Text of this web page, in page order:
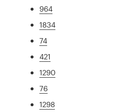
964
1834
74
421
1290
76
1298